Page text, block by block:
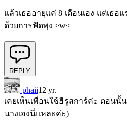
แล้วเธออายุแค่ 8 เดือนเอง แต่เธอ
ด้วยการฟัดพุง >w<
REPLY
phaii12 yr.
เคยเห็นเพื่อนใช้ฮีรูสการ์ค่ะ ตอนนั้
นางเองนี่แหละค่ะ)